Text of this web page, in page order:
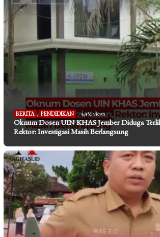
BERITA , PENDIDIKAN 4,456 views
Oknum Dosen UIN KHAS Jember Diduga
Rektor: Investigasi Masih Berlangsung